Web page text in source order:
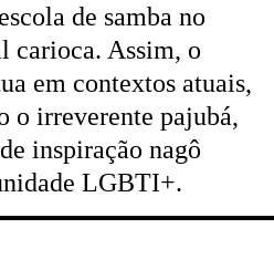
de samba no
carioca. Assim, o
em contextos atuais,
o irreverente pajubá,
inspiração nagô
LGBTI+.